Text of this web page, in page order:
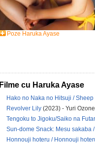
Poze Haruka Ayase
Filme cu Haruka Ayase
Hako no Naka no Hitsuji /
Revolver Lily (2023) - Yuri Ozone
Tengoku to Jigoku/Saiko na
Sun-dome Snack: Mesu sakaba
Honnouji hoteru / Honnouji